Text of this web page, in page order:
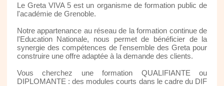
Le Greta VIVA 5 est un organisme de formation public de
l'académie de Grenoble.
Notre appartenance au réseau de la formation continue de
l'Education Nationale, nous permet de bénéficier de la
synergie des compétences de l'ensemble des Greta pour
construire une offre adaptée à la demande des clients.
Vous cherchez une formation QUALIFIANTE ou
DIPLOMANTE : des modules courts dans le cadre du DIF